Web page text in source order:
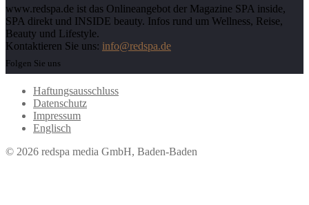
www.redspa.de ist das Onlineangebot der Magazine SPA inside,
SPA direkt und INSIDE beauty. Infos rund um Wellness, Reise,
Beauty und Lifestyle.
Kontaktieren Sie uns: info@redspa.de
Folgen Sie uns
Haftungsausschluss
Datenschutz
Impressum
Englisch
© 2026 redspa media GmbH, Baden-Baden